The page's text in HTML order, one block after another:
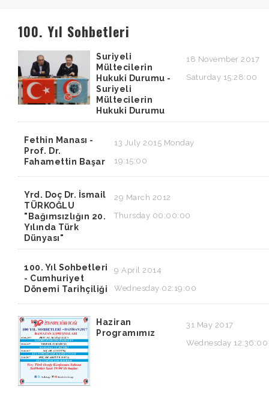
100. Yıl Sohbetleri
Suriyeli
Mültecilerin
Hukuki Durumu -
Suriyeli
Mültecilerin
Hukuki Durumu
18 November 2017
Saturday 15:28:00
Fethin Manası -
Prof. Dr.
Fahamettin Başar
13 July 2015 Monday
19:15:00
Yrd. Doç Dr. İsmail
TÜRKOĞLU
"Bağımsızlığın 20.
Yılında Türk
Dünyası"
29 March 2012
Thursday 00:00:00
100. Yıl Sohbetleri
- Cumhuriyet
Dönemi Tarihçiliği
9 April 2014
Wednesday 02:19:00
Haziran
Programımız
31 May 2017
Wednesday 12:36:00